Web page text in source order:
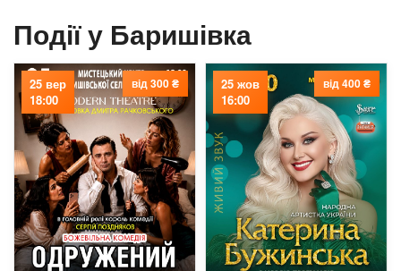
Події у Баришівка
25 вер
18:00
від 300 ₴
25 жов
16:00
від 400 ₴